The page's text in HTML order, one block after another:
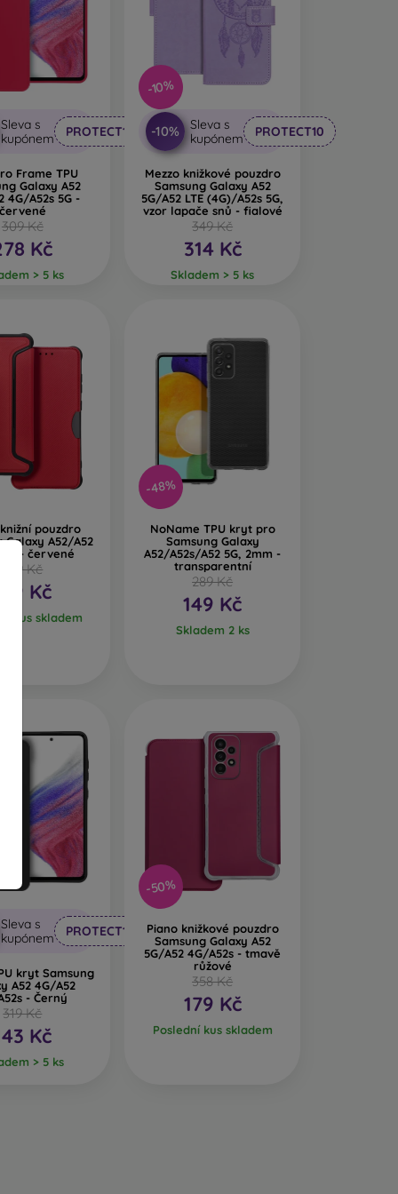
a eleganci. Značkové obaly na mobil
Vyrábějí se především z gumy a silikonu a
Karl Lagerfeld, Guess, Marvel či Ferrari.
jeden materiál, ale často se kombinuje více
nejčastěji. Vyznačují se odolností vůči
než silikonové, ale nemají tak dobré
materiálů a na dotek velmi příjemné.
mobil zajímavý design. Nevýhodou při pádu
z recyklovaných materiálů, takže se v
důležitý.
z různých materiálů. Stačí si vybrat
Sleva s
kupónem
PROTECT10
Frame TPU
Galaxy A52
4G/A52s 5G -
červené
309 Kč
Kč
> 5 ks
-10%
-10%
Sleva s
kupónem
PROTECT10
Mezzo knižkové pouzdro
Samsung Galaxy A52
5G/A52 LTE (4G)/A52s 5G,
vzor lapače snů - fialové
349 Kč
314 Kč
Skladem > 5 ks
pouzdro
Galaxy A52/A52
- červené
339 Kč
169 Kč
kus skladem
-48%
NoName TPU kryt pro
Samsung Galaxy
A52/A52s/A52 5G, 2mm -
transparentní
289 Kč
149 Kč
Skladem 2 ks
Sleva s
kupónem
PROTECT10
kryt Samsung
A52 4G/A52
- Černý
319 Kč
Kč
> 5 ks
-50%
Piano knižkové pouzdro
Samsung Galaxy A52
5G/A52 4G/A52s - tmavě
růžové
358 Kč
179 Kč
Poslední kus skladem